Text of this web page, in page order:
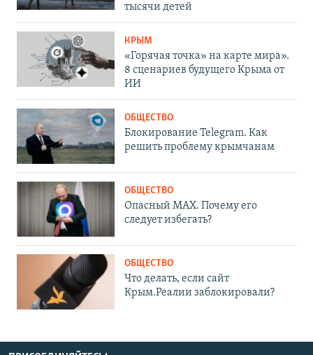
тысячи детей
КРЫМ
«Горячая точка» на карте мира».
8 сценариев будущего Крыма от
ИИ
ОБЩЕСТВО
Блокирование Telegram. Как
решить проблему крымчанам
ОБЩЕСТВО
Опасный MAX. Почему его
следует избегать?
ОБЩЕСТВО
Что делать, если сайт
Крым.Реалии заблокировали?